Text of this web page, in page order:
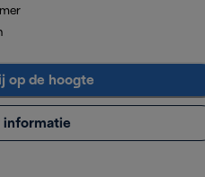
op de hoogte
informatie